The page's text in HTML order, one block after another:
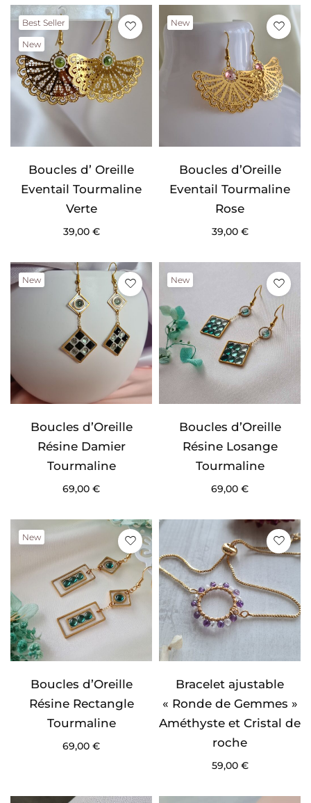
Best Seller
New
Boucles d’ Oreille
Eventail Tourmaline
Verte
39,00 €
New
Boucles d’Oreille
Eventail Tourmaline
Rose
39,00 €
New
Boucles d’Oreille
Résine Damier
Tourmaline
69,00 €
New
Boucles d’Oreille
Résine Losange
Tourmaline
69,00 €
New
Boucles d’Oreille
Résine Rectangle
Tourmaline
69,00 €
Bracelet ajustable
« Ronde de Gemmes »
Améthyste et Cristal de
roche
59,00 €